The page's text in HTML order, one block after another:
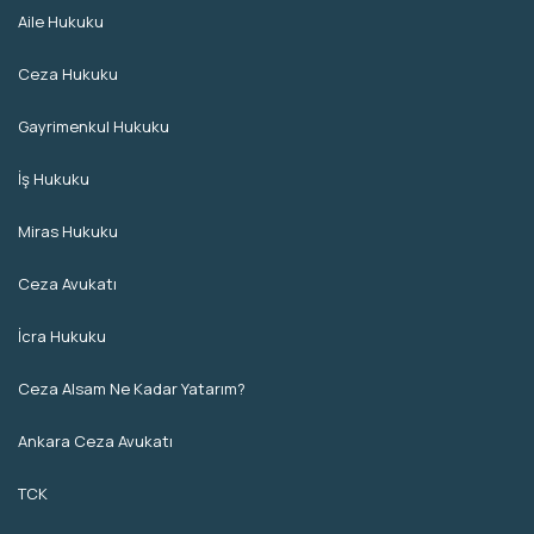
Aile Hukuku
Ceza Hukuku
Gayrimenkul Hukuku
İş Hukuku
Miras Hukuku
Ceza Avukatı
İcra Hukuku
Ceza Alsam Ne Kadar Yatarım?
Ankara Ceza Avukatı
TCK